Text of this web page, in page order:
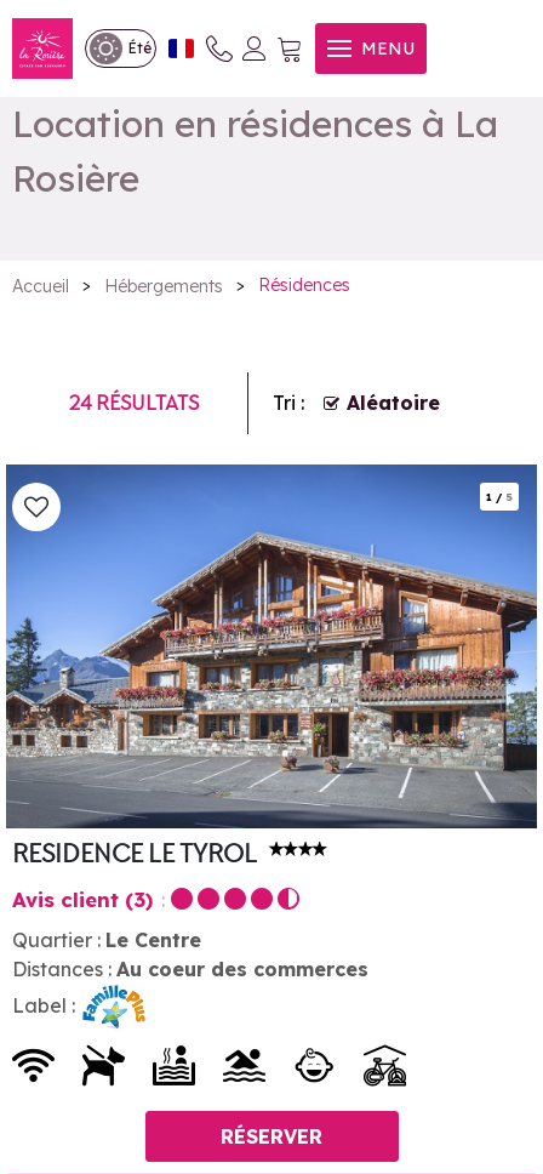
Été MENU
Location en résidences à La
Rosière
Accueil > Hébergements > Résidences
24RÉSULTATS Tri : Aléatoire
1 / 5
RESIDENCE LE TYROL
Avis client (3)
Quartier : Le Centre
Distances : Au coeur des commerces
Label :
RÉSERVER